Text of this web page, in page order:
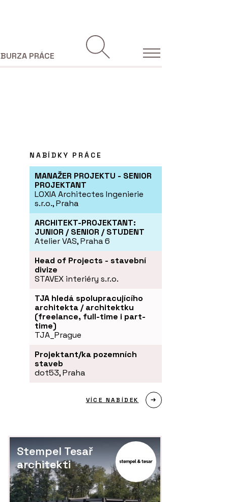
BURZA PRÁCE
NABÍDKY PRÁCE
MANAŽER PROJEKTU - SENIOR
PROJEKTANT
LOXIA Architectes Ingenierie
s.r.o., Praha
ARCHITEKT-PROJEKTANT:
JUNIOR / SENIOR / STUDENT
Atelier VAS, Praha 6
Head of Projects - stavební
divize
STAVEX interiéry s.r.o.
TJA hledá spolupracujícího
architekta / architektku
(freelance, full-time i part-
time)
TJA_Prague
Projektant/ka pozemních
staveb
dot53, Praha
VÍCE NABÍDEK
Stempel Tesař
architekti